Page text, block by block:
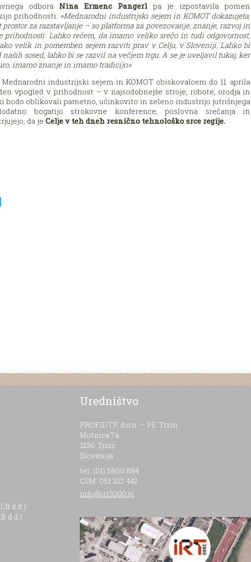
odbora Nina Ermenc Pangerl pa je izpostavila pomen
prihodnosti: »Mednarodni industrijski sejem in KOMOT dokazujeta,
prostor za razstavljanje – so platforma za povezovanje, znanje, razvoj in
prihodnosti. Lahko rečem, da imamo veliko srečo in tudi odgovornost,
velik in pomemben sejem razviti prav v Celju, v Sloveniji. Lahko bi
naših sosed, lahko bi se razvil na večjem trgu. A se je uveljavil tukaj, ker
imamo znanje in imamo tradicijo.«
industrijski sejem in KOMOT obiskovalcem do 11. aprila
vpogled v prihodnost – v najsodobnejše stroje, robote, orodja in
bodo oblikovali pametno, učinkovito in zeleno industrijo jutrišnjega
bogatijo strokovne konference, poslovna srečanja in
da jeCelje v teh dneh resnično tehnološko srce regije.
d.d.)
d.d.)
Uredništvo
PROFIDTP, d.o.o. – PE Trzin
Motnica 7a
1236 Trzin
Slovenija
tel: (01) 5800 884
GSM: 051 322 442
info@irt3000.si